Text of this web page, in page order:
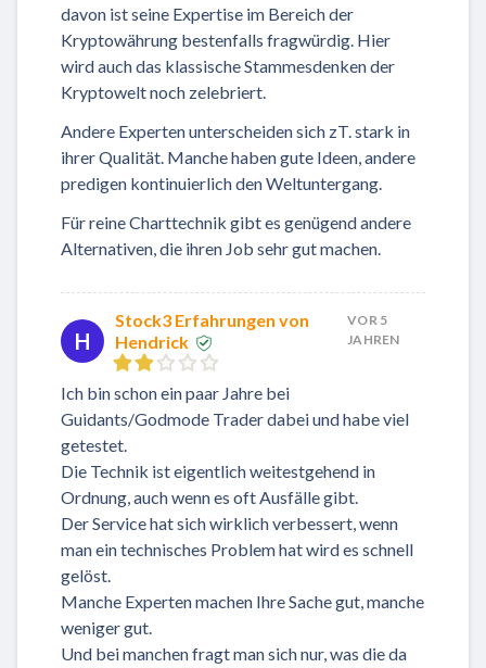
davon ist seine Expertise im Bereich der
Kryptowährung bestenfalls fragwürdig. Hier
wird auch das klassische Stammesdenken der
Kryptowelt noch zelebriert.
Andere Experten unterscheiden sich zT. stark in
ihrer Qualität. Manche haben gute Ideen, andere
predigen kontinuierlich den Weltuntergang.
Für reine Charttechnik gibt es genügend andere
Alternativen, die ihren Job sehr gut machen.
H
Stock3 Erfahrungen von
Hendrick
VOR 5
JAHREN
Ich bin schon ein paar Jahre bei
Guidants/Godmode Trader dabei und habe viel
getestet.
Die Technik ist eigentlich weitestgehend in
Ordnung, auch wenn es oft Ausfälle gibt.
Der Service hat sich wirklich verbessert, wenn
man ein technisches Problem hat wird es schnell
gelöst.
Manche Experten machen Ihre Sache gut, manche
weniger gut.
Und bei manchen fragt man sich nur, was die da